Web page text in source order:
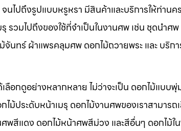
นไปถึงรูปแบบหรูหรา มีสินค้าและบริการให้ท่าน
รวมไปถึงของใช้ที่จำเป็นในงานศพ เช่น ชุด
จันทร์ ผ้าแพรคลุมศพ ดอกไม้ถวายพระ และ บริก
เลือกดูอย่างหลากหลาย ไม่ว่าจะเป็น ดอกไม้แ
ประดับหน้าเมรุ ดอกไม้งานศพของเราสามาร
สีแดง ดอกไม้หน้าศพสีม่วง และสีอื่นๆ ดอกไม้ใ